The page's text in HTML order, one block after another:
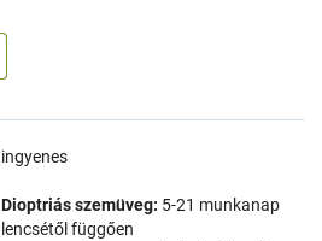
ingyenes
Dioptriás szemüveg: 5-21 munkanap
lencsétől függően